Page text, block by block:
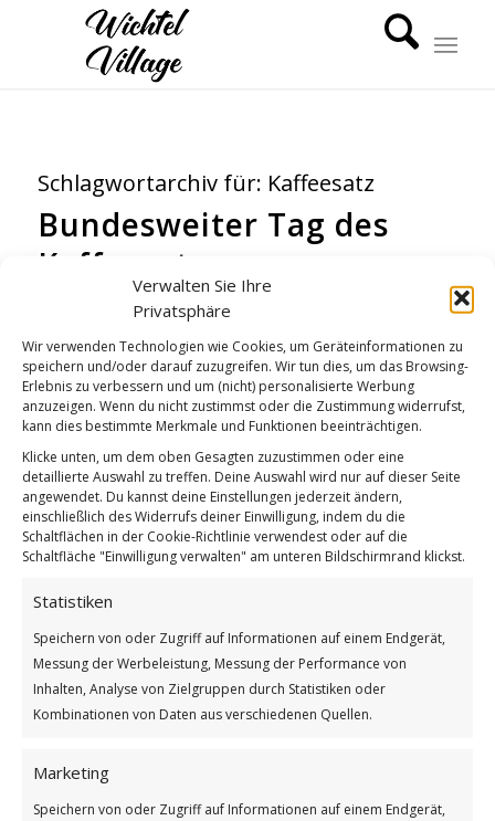
Verwalten Sie Ihre
Privatsphäre
Wir verwenden Technologien wie Cookies, um Geräteinformationen zu
speichern und/oder darauf zuzugreifen. Wir tun dies, um das Browsing-
Erlebnis zu verbessern und um (nicht) personalisierte Werbung
anzuzeigen. Wenn du nicht zustimmst oder die Zustimmung widerrufst,
kann dies bestimmte Merkmale und Funktionen beeinträchtigen.
Klicke unten, um dem oben Gesagten zuzustimmen oder eine
detaillierte Auswahl zu treffen. Deine Auswahl wird nur auf dieser Seite
angewendet. Du kannst deine Einstellungen jederzeit ändern,
einschließlich des Widerrufs deiner Einwilligung, indem du die
Schaltflächen in der Cookie-Richtlinie verwendest oder auf die
Schaltfläche "Einwilligung verwalten" am unteren Bildschirmrand klickst.
Statistiken
Speichern von oder Zugriff auf Informationen auf einem Endgerät,
Messung der Werbeleistung, Messung der Performance von
Inhalten, Analyse von Zielgruppen durch Statistiken oder
Kombinationen von Daten aus verschiedenen Quellen.
Marketing
Speichern von oder Zugriff auf Informationen auf einem Endgerät,
Schlagwortarchiv für: Kaffeesatz
Bundesweiter Tag des
Kaffeesatzes
Bundesweiter Tag des Kaffeesatzes
Weiterlesen